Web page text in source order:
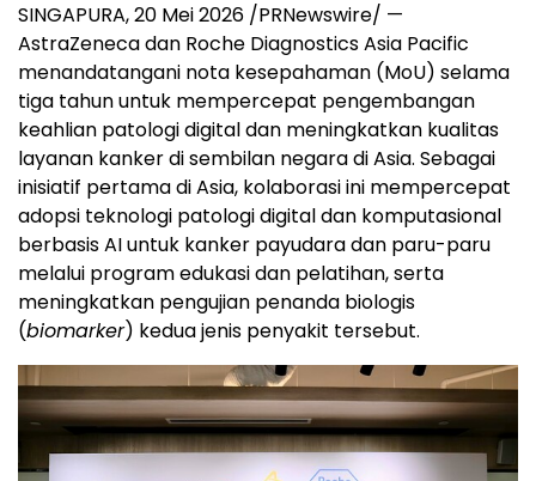
SINGAPURA,20 Mei 2026 /PRNewswire/ —
AstraZeneca dan Roche Diagnostics Asia Pacific
menandatangani nota kesepahaman (MoU) selama
tiga tahun untuk mempercepat pengembangan
keahlian patologi digital dan meningkatkan kualitas
layanan kanker di sembilan negara di Asia. Sebagai
inisiatif pertama di Asia, kolaborasi ini mempercepat
adopsi teknologi patologi digital dan komputasional
berbasis AI untuk kanker payudara dan paru-paru
melalui program edukasi dan pelatihan, serta
meningkatkan pengujian penanda biologis
(biomarker) kedua jenis penyakit tersebut.